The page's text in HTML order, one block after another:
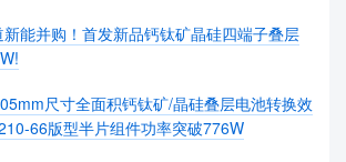
能并购！首发新品钙钛矿晶硅四端子叠层
尺寸全面积钙钛矿/晶硅叠层电池转换效
66版型半片组件功率突破776W